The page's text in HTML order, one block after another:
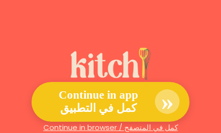
Continue in app
كمل في التطبيق
»
Continue in browser / كمل في المتصفح